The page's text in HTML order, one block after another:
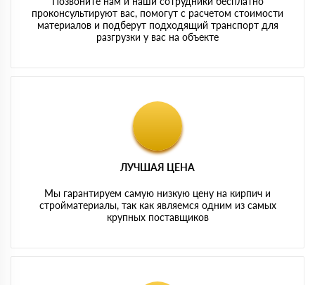
проконсультируют вас, помогут с расчетом стоимости
материалов и подберут подходящий транспорт для
разгрузки у вас на объекте
ЛУЧШАЯ ЦЕНА
Мы гарантируем самую низкую цену на кирпич и
стройматериалы, так как являемся одним из самых
крупных поставщиков